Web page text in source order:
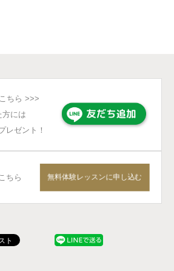
ちら >>>
方には
レゼント！
ちら 無料体験レッスンに申し込む